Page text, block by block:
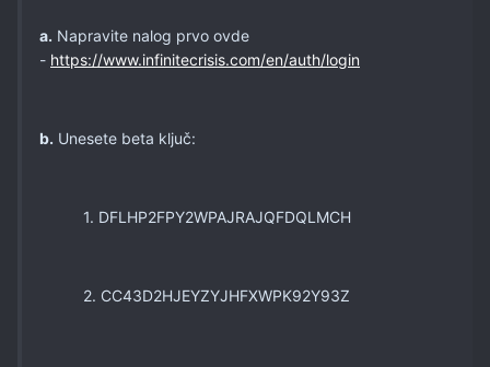
a. Napravite nalog prvo ovde
- https://www.infinitecrisis.com/en/auth/login
b. Unesete beta ključ:
1. DFLHP2FPY2WPAJRAJQFDQLMCH
2. CC43D2HJEYZYJHFXWPK92Y93Z